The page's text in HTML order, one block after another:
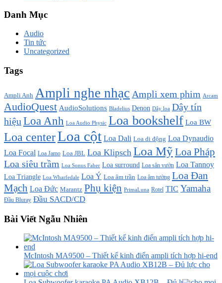
Danh Mục
Audio
Tin tức
Uncategorized
Tags
Ampli Anh Ampli nghe nhạc Ampli xem phim Arcam
AudioQuest AudioSolutions Bladelius Denon Dây loa Dây tín
hiệu Loa Anh Loa Audio Physic Loa bookshelf Loa BW
Loa centerLoa cột Loa Dali Loa di động Loa Dynaudio
Loa Focal Loa Jamo Loa JBL Loa Klipsch Loa MỹLoa Pháp
Loa siêu trầm Loa Sonus Faber Loa surround Loa sân vườn Loa Tannoy
Loa Triangle Loa Wharfedale Loa Ý Loa âm trần Loa âm tường Loa Đan
Mạch Loa Đức Marantz Phụ kiện PrimaLuna Rotel TIC Yamaha
Đầu Bluray Đầu SACD/CD
Bài Viết Ngẫu Nhiên
McIntosh MA9500 – Thiết kế kinh điển ampli tích hợp hi-end